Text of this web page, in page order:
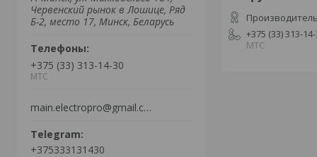
Червенский рынок в Лошице, Ряд
Б-2, место 17, Минск, Беларусь
+375 (33) 313-14-30
МТС
main.electropro@gmail.com
+375333131430
+375 (33) 313-
МТС